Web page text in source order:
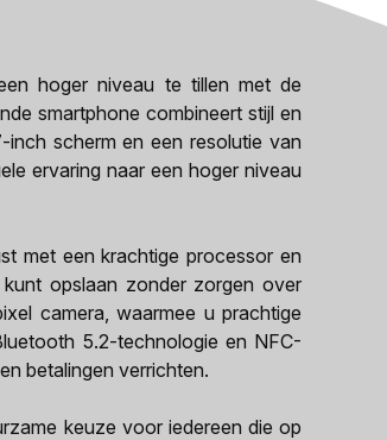
hoger niveau te tillen met de
smartphone combineert stijl en
scherm en een resolutie van
ervaring naar een hoger niveau
met een krachtige processor en
opslaan zonder zorgen over
camera, waarmee u prachtige
5.2-technologie en NFC-
betalingen verrichten.
keuze voor iedereen die op